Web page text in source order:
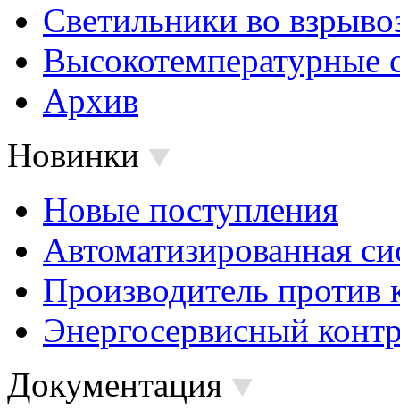
Светильники во
Высокотемпературные
Архив
Новинки
Новые поступления
Автоматизированная
Производитель против
Энергосервисный
Документация